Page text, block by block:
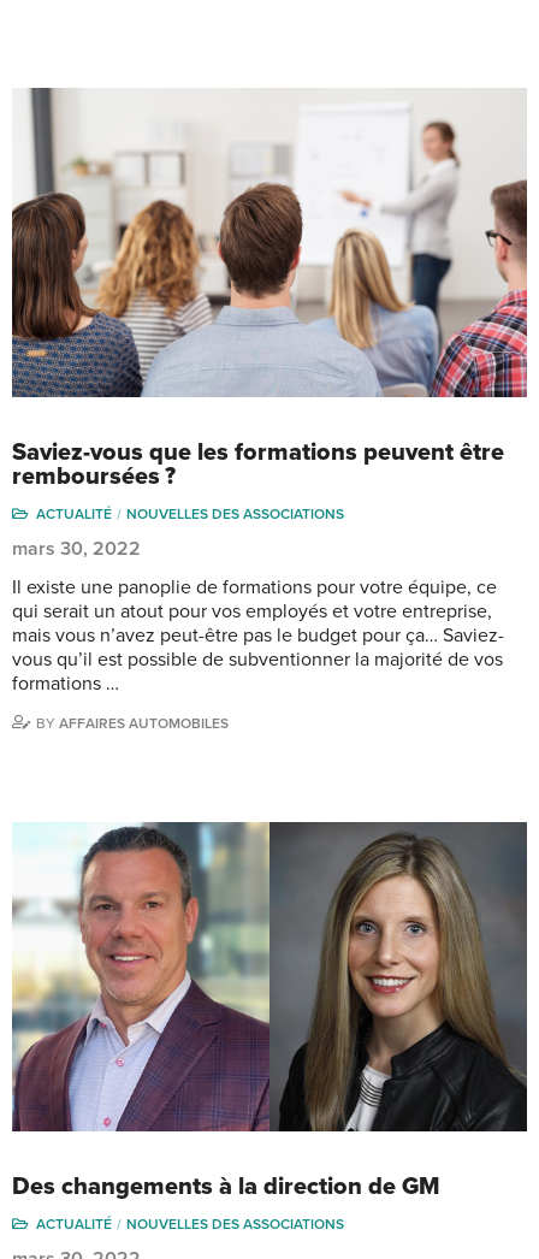
Saviez-vous que les formations peuvent être
remboursées ?
ACTUALITÉ NOUVELLES DES ASSOCIATIONS
mars 30, 2022
Il existe une panoplie de formations pour votre équipe, ce
qui serait un atout pour vos employés et votre entreprise,
mais vous n’avez peut-être pas le budget pour ça… Saviez-
vous qu’il est possible de subventionner la majorité de vos
formations …
BY AFFAIRES AUTOMOBILES
Des changements à la direction de GM
ACTUALITÉ NOUVELLES DES ASSOCIATIONS